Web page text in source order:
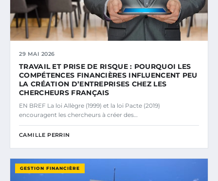
29 MAI 2026
TRAVAIL ET PRISE DE RISQUE : POURQUOI LES
COMPÉTENCES FINANCIÈRES INFLUENCENT PEU
LA CRÉATION D’ENTREPRISES CHEZ LES
CHERCHEURS FRANÇAIS
EN BREF La loi Allègre (1999) et la loi Pacte (2019)
encouragent les chercheurs à créer des…
CAMILLE PERRIN
GESTION FINANCIÈRE